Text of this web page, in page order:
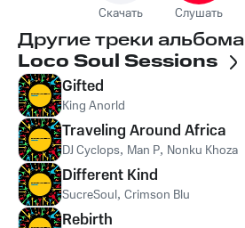
Скачать Слушать
Другие треки альбома
Loco Soul Sessions
Gifted
King Anorld
Traveling Around Africa
DJ Cyclops, Man P, Nonku Khoza
Different Kind
SucreSoul, Crimson Blu
Rebirth